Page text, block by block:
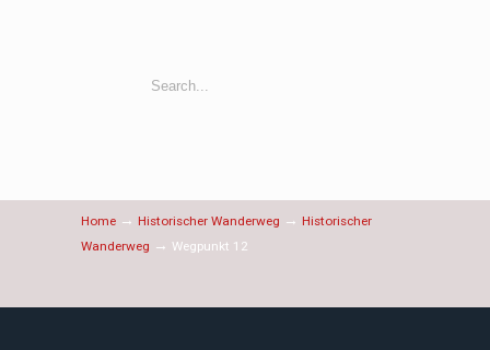
Home → Historischer Wanderweg → Historischer
Wanderweg → Wegpunkt 12